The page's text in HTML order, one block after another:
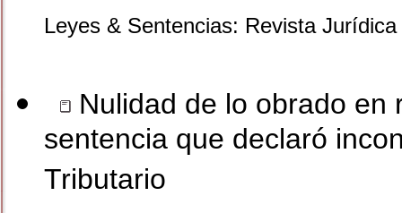
Leyes & Sentencias: Revista
Nulidad de lo obrado en
sentencia que declaró
Tributario